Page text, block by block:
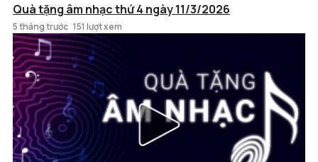
Quà tặng âm nhạc thứ 4 ngày 11/3/2026
5 tháng trước 151 lượt xem